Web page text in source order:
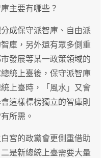
主要有哪些？
成保守派智庫、自由派
庫，另外還有眾多側重
發展等某一政策領域的
統上臺後，保守派智庫
上臺時，「風水」又會
這樣標榜獨立的智庫則
所需。
宮的政黨會更側重借助
是新總統上臺需要大量